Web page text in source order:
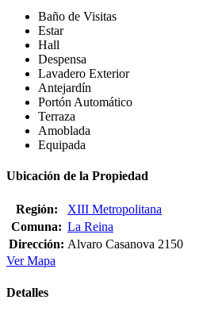
Baño de Visitas
Estar
Hall
Despensa
Lavadero Exterior
Antejardín
Portón Automático
Terraza
Amoblada
Equipada
Ubicación de la Propiedad
Región:
XIII Metropolitana
Comuna: La Reina
Dirección: Alvaro Casanova 2150
Ver Mapa
Detalles